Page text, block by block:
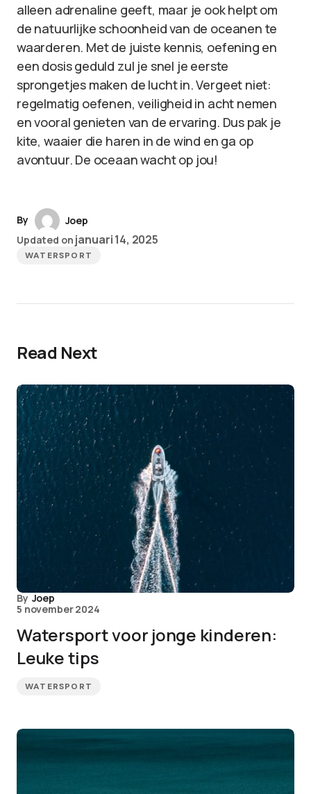
alleen adrenaline geeft, maar je ook helpt om
de natuurlijke schoonheid van de oceanen te
waarderen. Met de juiste kennis, oefening en
een dosis geduld zul je snel je eerste
sprongetjes maken de lucht in. Vergeet niet:
regelmatig oefenen, veiligheid in acht nemen
en vooral genieten van de ervaring. Dus pak je
kite, waaier die haren in de wind en ga op
avontuur. De oceaan wacht op jou!
By
Joep
Updated on januari 14, 2025
WATERSPORT
Read Next
By Joep
5 november 2024
Watersport voor jonge kinderen:
Leuke tips
WATERSPORT